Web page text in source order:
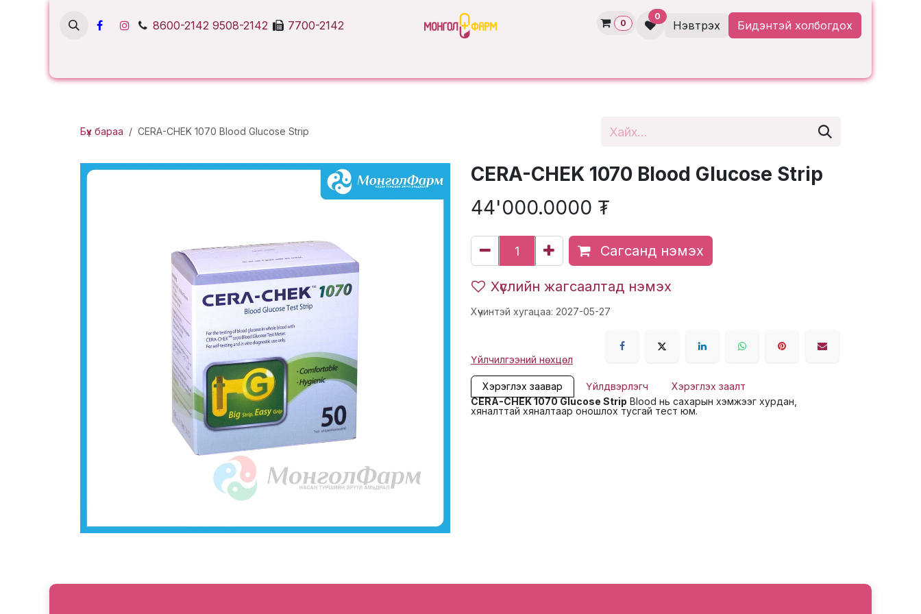
8600-2142 9508-2142 7700-2142 0
0
Нэвтрэх Бидэнтэй холбогдох
Бүх бараа CERA-CHEK 1070 Blood Glucose Strip
CERA-CHEK 1070 Blood Glucose Strip
44'000.0000 ₮
Сагсанд нэмэх
Хүслийн жагсаалтад нэмэх
Хүчинтэй хугацаа: 2027-05-27
Үйлчилгээний нөхцөл
Хэрэглэх заавар Үйлдвэрлэгч
Хэрэглэх заалт
CERA-CHEK 1070 Glucose Strip Blood нь сахарын хэмжээг хурдан,
хяналттай хяналтаар оношлох тусгай тест юм.